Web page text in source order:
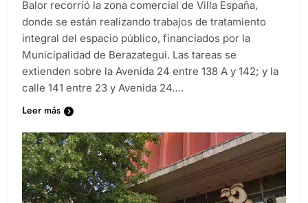
Balor recorrió la zona comercial de Villa España,
donde se están realizando trabajos de tratamiento
integral del espacio público, financiados por la
Municipalidad de Berazategui. Las tareas se
extienden sobre la Avenida 24 entre 138 A y 142; y la
calle 141 entre 23 y Avenida 24….
Leer más